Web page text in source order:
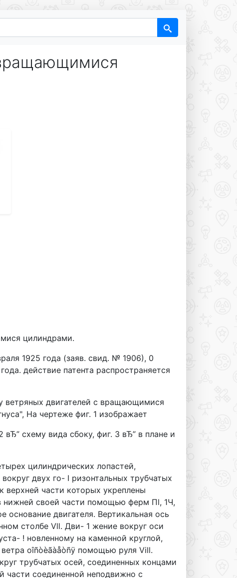
цилиндрами.
1925 года (заяв. свид. № 1906), 0
действие патента распространяется
ветряных двигателей с вращающимися
На чертеже фиг. 1 изображает
схему вида сбоку, фиг. 3 вЂ” в плане и
цилиндрических лопастей,
двух го- I ризонтальных трубчатых
верхней части которых укреплены
нижней своей части помощью ферм Пl, 1Ч,
двигателя. Вертикальная ось
столбе Vll. Дви- 1 жение вокруг оси
! новленному на каменной круглой,
ветра oîñòèãàåòñÿ помощью руля Vill.
трубчатых осей, соединенных концами
части соединенной неподвижно с